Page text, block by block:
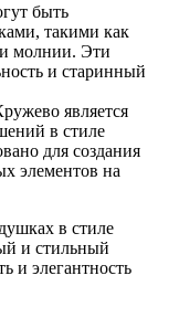
быть
такими как
молнии. Эти
и старинный
является
в стиле
для создания
элементов на
в стиле
и стильный
и элегантность